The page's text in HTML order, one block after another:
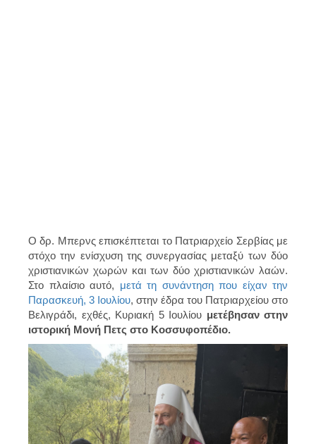
Ο δρ. Μπερνς επισκέπτεται το Πατριαρχείο Σερβίας με
στόχο την ενίσχυση της συνεργασίας μεταξύ των δύο
χριστιανικών χωρών και των δύο χριστιανικών λαών.
Στο πλαίσιο αυτό, μετά τη συνάντηση που είχαν την
Παρασκευή, 3 Ιουλίου, στην έδρα του Πατριαρχείου στο
Βελιγράδι, εχθές, Κυριακή 5 Ιουλίου μετέβησαν στην
ιστορική Μονή Πετς στο Κοσσυφοπέδιο.